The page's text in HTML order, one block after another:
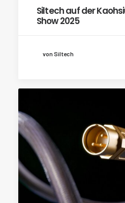
Siltech auf der
Show 2025
von Siltech